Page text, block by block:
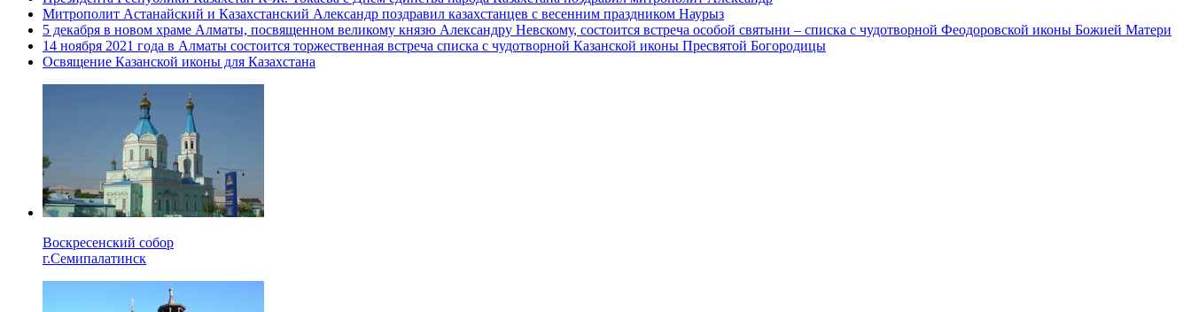
Митрополит Астанайский и Казахстанский Александр поздравил казахстанцев с весенним праздником Наурыз
5 декабря в новом храме Алматы, посвященном великому князю Александру Невскому, состоится встреча особой святыни – списка с чудотворной Феодоровской иконы Божией Матери
14 ноября 2021 года в Алматы состоится торжественная встреча списка с чудотворной Казанской иконы Пресвятой Богородицы
Освящение Казанской иконы для Казахстана
Воскресенский собор
г.Семипалатинск